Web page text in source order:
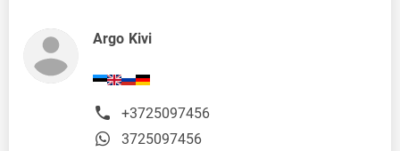
Argo Kivi
+3725097456
3725097456